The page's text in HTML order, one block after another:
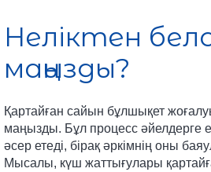
Неліктен
маңызды?
Қартайған сайын бұлшықет
маңызды. Бұл процесс әйелдерге
әсер етеді, бірақ әркімнің оны
Мысалы, күш жаттығулары